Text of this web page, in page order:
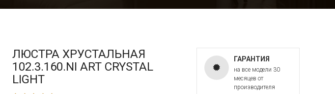
ЛЮСТРА ХРУСТАЛЬНАЯ
102.3.160.NI ART CRYSTAL
LIGHT
ГАРАНТИЯ
на все модели 30
месяцев от
производителя